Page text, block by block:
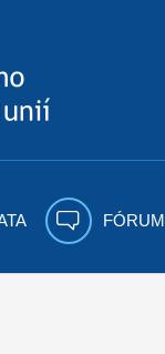
FÓRUM